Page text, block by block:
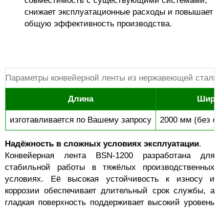
снижает эксплуатационные расходы и повышает
общую эффективность производства.
Параметры конвейерной ленты из нержавеющей стали
Длина
изготавливается по Вашему запросу 2000 мм (без
Надёжность в сложных условиях эксплуатации.
Конвейерная лента BSN-1200 разработана для
стабильной работы в тяжёлых производственных
условиях. Её высокая устойчивость к износу и
коррозии обеспечивает длительный срок службы, а
гладкая поверхность поддерживает высокий уровень